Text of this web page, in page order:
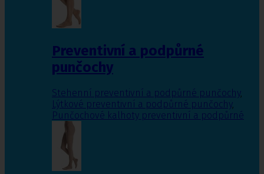
Preventivní a podpůrné
punčochy
Stehenní preventivní a podpůrné punčochy,
Lýtkové preventivní a podpůrné punčochy,
Punčochové kalhoty preventivní a podpůrné